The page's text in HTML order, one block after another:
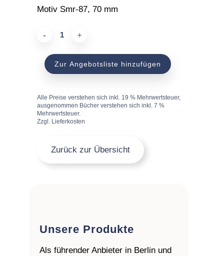
Motiv Smr-87, 70 mm
einseitigZur Angebotsliste hinzufügen
Alle Preise verstehen sich inkl. 19 % Mehrwertsteuer,
ausgenommen Bücher verstehen sich inkl. 7 %
Mehrwertsteuer.
Zzgl. Lieferkosten
Zurück zur Übersicht
Unsere Produkte
Als führender Anbieter in Berlin und